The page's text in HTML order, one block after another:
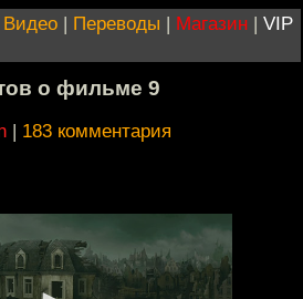
Видео | Переводы | Магазин | VIP
о фильме 9
| 183 комментария